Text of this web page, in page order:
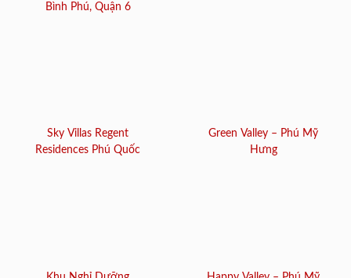
Bình Phú, Quận 6
Sky Villas Regent
Residences Phú Quốc
Green Valley – Phú Mỹ
Hưng